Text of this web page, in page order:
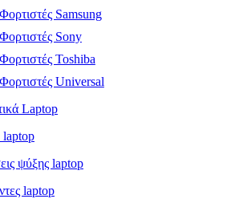
Φορτιστές Samsung
Φορτιστές Sony
Φορτιστές Toshiba
Φορτιστές Universal
Laptop
ψύξης laptop
laptop